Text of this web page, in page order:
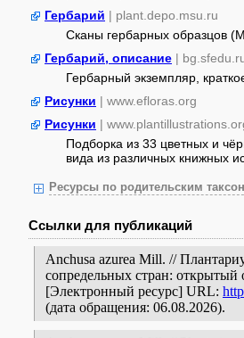
Гербарий | plant.depo.msu.ru
Сканы гербарных образцов
Гербарий, описание |
Гербарный экземпляр,
Рисунки | www.efloras.org
Рисунки |
Подборка из 33 цветных и
вида из различных книжных
Ресурсы по родительским
Ссылки для публикаций
Anchusa azurea Mill. //
сопредельных стран: открытый
[Электронный ресурс] URL:
(дата обращения: 06.08.2026).